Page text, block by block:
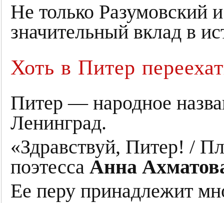
Не только Разумовский
значительный вклад в
Хоть в Питер
Питер — народное
Ленинград.
«Здравствуй, Питер! /
поэтесса Анна
Ее перу принадлежит